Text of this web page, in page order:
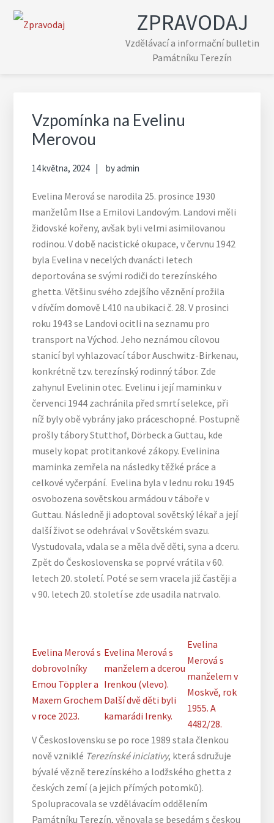
Skip
Skip
Skip
Skip
ZPRAVODAJ
Vzdělávací a informační bulletin
Památníku Terezín
Vzpomínka na Evelinu
Merovou
14 května, 2024 byadmin
Evelina Merová se narodila 25. prosince 1930
manželům Ilse a Emilovi Landovým. Landovi měli
židovské kořeny, avšak byli velmi asimilovanou
rodinou. V době nacistické okupace, v červnu 1942
byla Evelina v necelých dvanácti letech
deportována se svými rodiči do terezínského
ghetta. Většinu svého zdejšího věznění prožila
v dívčím domově L410 na ubikaci č. 28. V prosinci
roku 1943 se Landovi ocitli na seznamu pro
transport na Východ. Jeho neznámou cílovou
stanicí byl vyhlazovací tábor Auschwitz-Birkenau,
konkrétně tzv. terezínský rodinný tábor. Zde
zahynul Evelinin otec. Evelinu i její maminku v
červenci 1944 zachránila před smrtí selekce, při
níž byly obě vybrány jako práceschopné. Postupně
prošly tábory Stutthof, Dörbeck a Guttau, kde
musely kopat protitankové zákopy. Evelinina
maminka zemřela na následky těžké práce a
celkové vyčerpání. Evelina byla v lednu roku 1945
osvobozena sovětskou armádou v táboře v
Guttau. Následně ji adoptoval sovětský lékař a její
další život se odehrával v Sovětském svazu.
Vystudovala, vdala se a měla dvě děti, syna a dceru.
Zpět do Československa se poprvé vrátila v 60.
letech 20. století. Poté se sem vracela již častěji a
v 90. letech 20. století se zde usadila natrvalo.
Evelina Merová s
dobrovolníky
Emou Töppler a
Maxem Grochem
v roce 2023.
Evelina Merová s
manželem a dcerou
Irenkou (vlevo).
Další dvě děti byli
kamarádi Irenky.
Evelina
Merová s
manželem v
Moskvě, rok
1955. A
4482/28.
V Československu se po roce 1989 stala členkou
nově vzniklé Terezínské iniciativy, která sdružuje
bývalé vězně terezínského a lodžského ghetta z
českých zemí (a jejich přímých potomků).
Spolupracovala se vzdělávacím oddělením
Památníku Terezín, věnovala se besedám s českou
Sidebar